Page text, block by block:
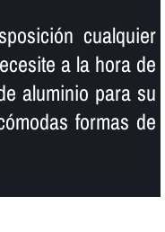
cualquier
a la hora de
aluminio para su
formas de